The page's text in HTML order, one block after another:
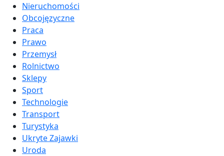
Nieruchomości
Obcojęzyczne
Praca
Prawo
Przemysł
Rolnictwo
Sklepy
Sport
Technologie
Transport
Turystyka
Ukryte Zajawki
Uroda